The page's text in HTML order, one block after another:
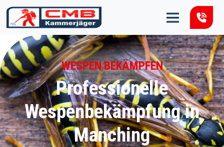
Zum Inhalt springen
WESPEN BEKÄMPFEN
Professionelle
Wespenbekämpfung in
Manching